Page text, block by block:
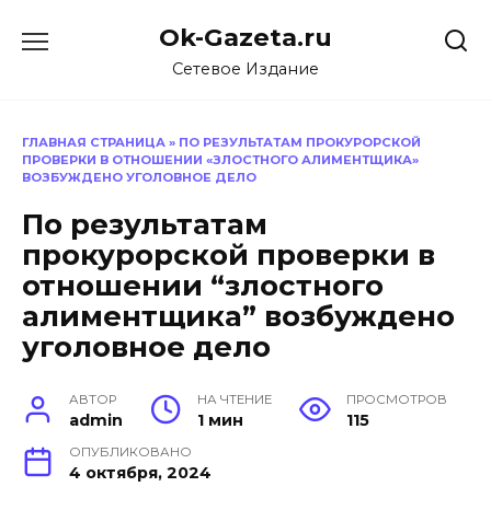
Ok-Gazeta.ru
Сетевое Издание
ГЛАВНАЯ СТРАНИЦА » ПО РЕЗУЛЬТАТАМ ПРОКУРОРСКОЙ
ПРОВЕРКИ В ОТНОШЕНИИ «ЗЛОСТНОГО АЛИМЕНТЩИКА»
ВОЗБУЖДЕНО УГОЛОВНОЕ ДЕЛО
По результатам
прокурорской проверки в
отношении “злостного
алиментщика” возбуждено
уголовное дело
АВТОР
admin
НА ЧТЕНИЕ
1 мин
ПРОСМОТРОВ
115
ОПУБЛИКОВАНО
4 октября, 2024